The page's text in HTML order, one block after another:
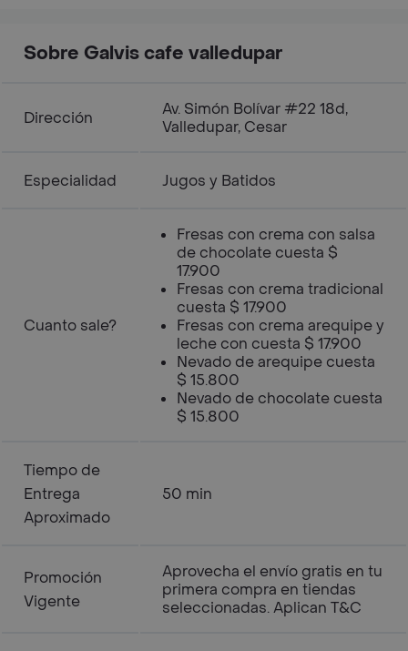
Sobre Galvis cafe valledupar
Dirección
Av. Simón Bolívar #22 18d,
Valledupar, Cesar
Especialidad Jugos y Batidos
Cuanto sale?
Fresas con crema con salsa
de chocolate cuesta $
17.900
Fresas con crema tradicional
cuesta $ 17.900
Fresas con crema arequipe y
leche con cuesta $ 17.900
Nevado de arequipe cuesta
$ 15.800
Nevado de chocolate cuesta
$ 15.800
Tiempo de
Entrega
Aproximado
50 min
Promoción
Vigente
Aprovecha el envío gratis en tu
primera compra en tiendas
seleccionadas. Aplican T&C